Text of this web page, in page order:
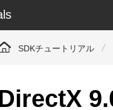
SDKチュートリアル